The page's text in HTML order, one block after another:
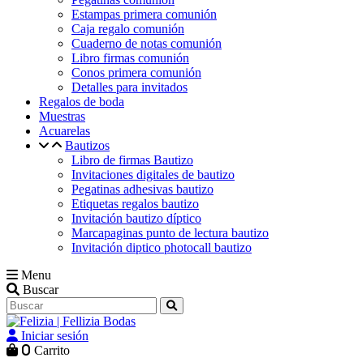
Estampas primera comunión
Caja regalo comunión
Cuaderno de notas comunión
Libro firmas comunión
Conos primera comunión
Detalles para invitados
Regalos de boda
Muestras
Acuarelas
Bautizos
Libro de firmas Bautizo
Invitaciones digitales de bautizo
Pegatinas adhesivas bautizo
Etiquetas regalos bautizo
Invitación bautizo díptico
Marcapaginas punto de lectura bautizo
Invitación diptico photocall bautizo
Menu
Buscar
Iniciar sesión
0 Carrito